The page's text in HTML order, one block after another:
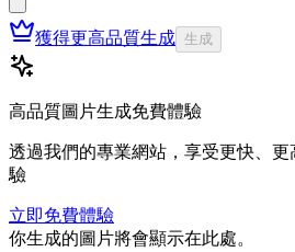
獲得更高品質生成 生成
高品質圖片生成免費體驗
透過我們的專業網站，享受更快、
驗
立即免費體驗
你生成的圖片將會顯示在此處。